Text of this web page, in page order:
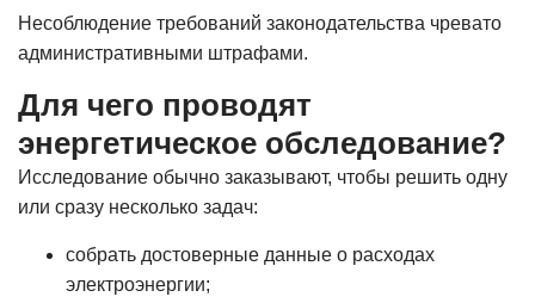
Несоблюдение требований законодательства чревато
административными штрафами.
Для чего проводят
энергетическое обследование?
Исследование обычно заказывают, чтобы решить одну
или сразу несколько задач:
собрать достоверные данные о расходах
электроэнергии;